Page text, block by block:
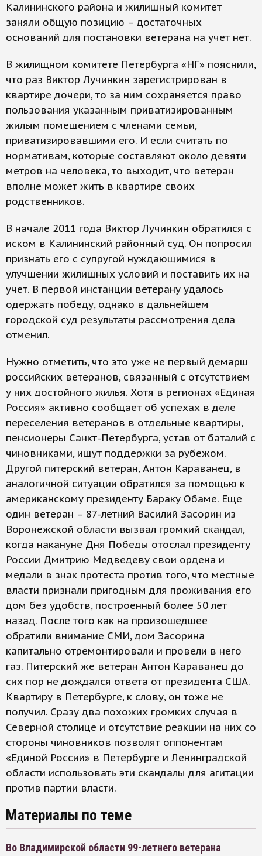
Калининского района и жилищный комитет
заняли общую позицию – достаточных
оснований для постановки ветерана на учет нет.
В жилищном комитете Петербурга «НГ» пояснили,
что раз Виктор Лучинкин зарегистрирован в
квартире дочери, то за ним сохраняется право
пользования указанным приватизированным
жилым помещением с членами семьи,
приватизировавшими его. И если считать по
нормативам, которые составляют около девяти
метров на человека, то выходит, что ветеран
вполне может жить в квартире своих
родственников.
В начале 2011 года Виктор Лучинкин обратился с
иском в Калининский районный суд. Он попросил
признать его с супругой нуждающимися в
улучшении жилищных условий и поставить их на
учет. В первой инстанции ветерану удалось
одержать победу, однако в дальнейшем
городской суд результаты рассмотрения дела
отменил.
Нужно отметить, что это уже не первый демарш
российских ветеранов, связанный с отсутствием
у них достойного жилья. Хотя в регионах «Единая
Россия» активно сообщает об успехах в деле
переселения ветеранов в отдельные квартиры,
пенсионеры Санкт-Петербурга, устав от баталий с
чиновниками, ищут поддержки за рубежом.
Другой питерский ветеран, Антон Караванец, в
аналогичной ситуации обратился за помощью к
американскому президенту Бараку Обаме. Еще
один ветеран – 87-летний Василий Засорин из
Воронежской области вызвал громкий скандал,
когда накануне Дня Победы отослал президенту
России Дмитрию Медведеву свои ордена и
медали в знак протеста против того, что местные
власти признали пригодным для проживания его
дом без удобств, построенный более 50 лет
назад. После того как на произошедшее
обратили внимание СМИ, дом Засорина
капитально отремонтировали и провели в него
газ. Питерский же ветеран Антон Караванец до
сих пор не дождался ответа от президента США.
Квартиру в Петербурге, к слову, он тоже не
получил. Сразу два похожих громких случая в
Северной столице и отсутствие реакции на них со
стороны чиновников позволят оппонентам
«Единой России» в Петербурге и Ленинградской
области использовать эти скандалы для агитации
против партии власти.
Материалы по теме
Во Владимирской области 99-летнего ветерана